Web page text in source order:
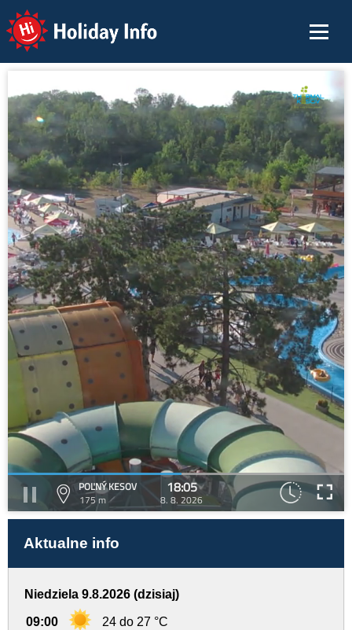
Holiday Info
POĽNÝ KESOV
175 m
18:05
8. 8. 2026
Aktualne info
Niedziela 9.8.2026 (dzisiaj)
09:00 24 do 27 °C